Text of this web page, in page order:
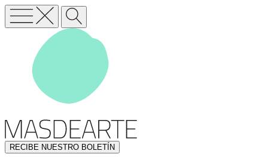
RECIBE NUESTRO BOLETÍN